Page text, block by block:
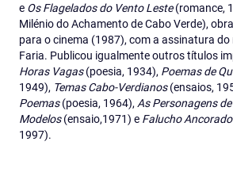
e Os Flagelados do Vento Leste(romance,
Milénio do Achamento de Cabo Verde),
para o cinema (1987), com a assinatura
Faria. Publicou igualmente outros títulos
Horas Vagas(poesia, 1934), Poemas de
1949), Temas Cabo-Verdianos(ensaios,
Poemas(poesia, 1964), As Personagens
Modelos(ensaio,1971) e Falucho Ancorado
1997).